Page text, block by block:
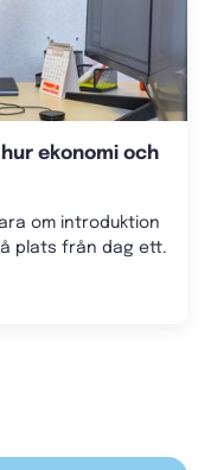
ekonomi och
om introduktion
plats från dag ett.